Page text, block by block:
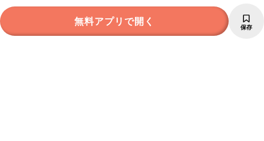
無料アプリで開く 保存